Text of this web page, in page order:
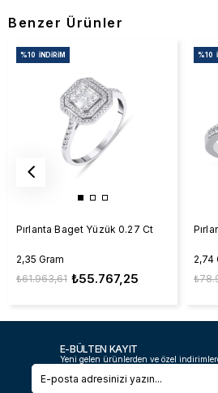
Benzer Ürünler
Pırlanta Baget Yüzük 0.27 Ct
2,35 Gram
₺55.767,25
₺61.963,61
%10 İNDIRIM
2,74
%10
E-BÜLTEN KAYIT
Yeni gelen ürünlerden ve özel